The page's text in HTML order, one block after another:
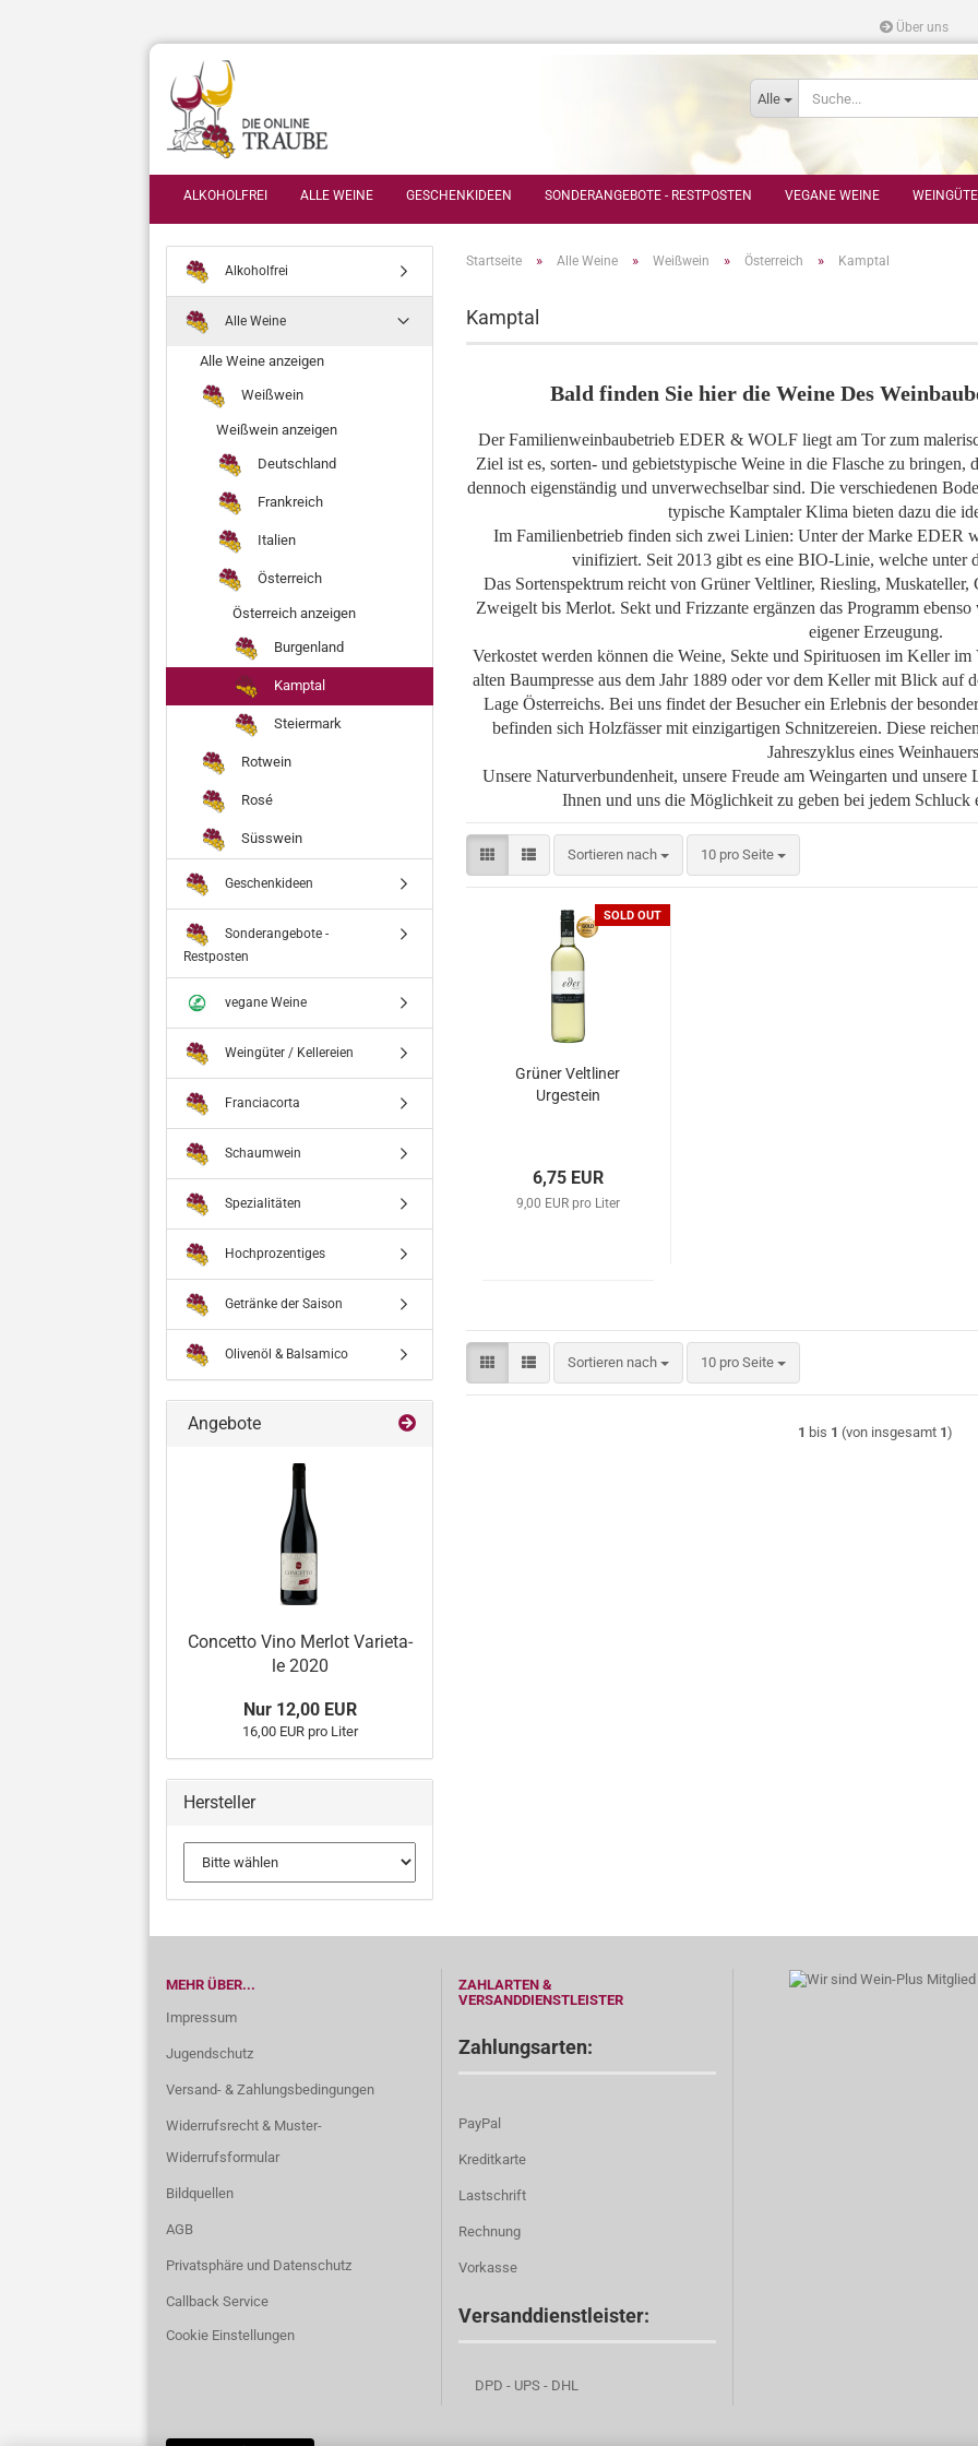
Über uns
Alle
ALKOHOLFREI ALLE WEINE GESCHENKIDEEN SONDERANGEBOTE - RESTPOSTEN VEGANE WEINE
Startseite » Alle Weine » Weißwein » Österreich » Kamptal
Kamptal
Bald finden Sie hier die Weine Des
Der Familienweinbaubetrieb EDER & WOLF liegt am Tor zum
Ziel ist es, sorten- und gebietstypische Weine in die Flasche zu
dennoch eigenständig und unverwechselbar sind. Die verschiedenen
typische Kamptaler Klima bieten dazu die
Im Familienbetrieb finden sich zwei Linien: Unter der Marke EDER
vinifiziert. Seit 2013 gibt es eine BIO-Linie, welche unter
Das Sortenspektrum reicht von Grüner Veltliner, Riesling, Muskateller,
Zweigelt bis Merlot. Sekt und Frizzante ergänzen das Programm
eigener Erzeugung.
Verkostet werden können die Weine, Sekte und Spirituosen im Keller
alten Baumpresse aus dem Jahr 1889 oder vor dem Keller mit Blick auf
Lage Österreichs. Bei uns findet der Besucher ein Erlebnis der
befinden sich Holzfässer mit einzigartigen Schnitzereien. Diese
Jahreszyklus eines
Unsere Naturverbundenheit, unsere Freude am Weingarten und
Ihnen und uns die Möglichkeit zu geben bei jedem Schluck
Sortieren nach
Sortieren nach 10 pro Seite
pro Seite
SOLD OUT
Grü­ner Velt­li­ner
Ur­ge­stein
6,75 EUR
9,00 EUR pro Liter
Sortieren nach
Sortieren nach 10 pro Seite
pro Seite
1 bis 1 (von insgesamt 1)
Alkoholfrei
Alle Weine
Alle Weine anzeigen
Weißwein
Weißwein anzeigen
Deutschland
Frankreich
Italien
Österreich
Österreich anzeigen
Burgenland
Kamptal
Steiermark
Rotwein
Rosé
Süsswein
Geschenkideen
Sonderangebote -
Restposten
vegane Weine
Weingüter / Kellereien
Franciacorta
Schaumwein
Spezialitäten
Hochprozentiges
Getränke der Saison
Olivenöl & Balsamico
Angebote
Con­cet­to Vino Mer­lot Va­rie­ta­
le 2020
Nur 12,00 EUR
16,00 EUR pro Liter
Hersteller
MEHR ÜBER...
Impressum
Jugendschutz
Versand- & Zahlungsbedingungen
Widerrufsrecht & Muster-
Widerrufsformular
Bildquellen
AGB
Privatsphäre und Datenschutz
Callback Service
Cookie Einstellungen
ZAHLARTEN &
VERSANDDIENSTLEISTER
Zahlungsarten:
PayPal
Kreditkarte
Lastschrift
Rechnung
Vorkasse
Versanddienstleister:
DPD - UPS - DHL